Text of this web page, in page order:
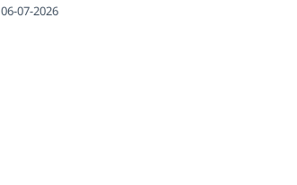
06-07-2026